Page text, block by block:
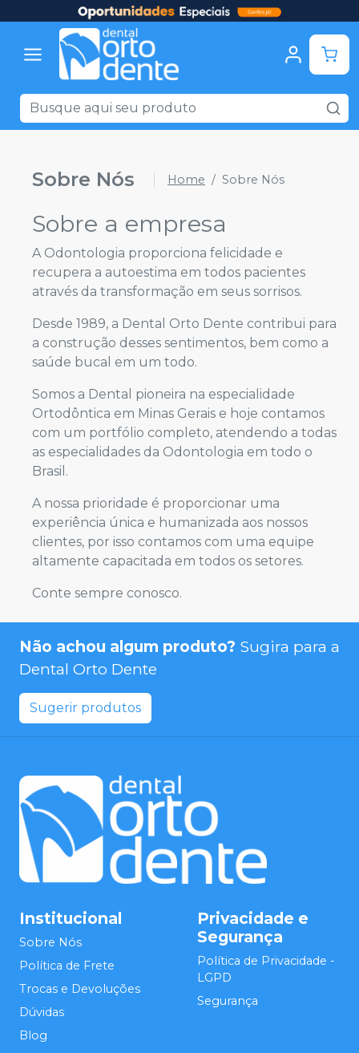
Sobre Nós Home Sobre Nós
Sobre a empresa
A Odontologia proporciona felicidade e
recupera a autoestima em todos pacientes
através da transformação em seus sorrisos.
Desde 1989, a Dental Orto Dente contribui para
a construção desses sentimentos, bem como a
saúde bucal em um todo.
Somos a Dental pioneira na especialidade
Ortodôntica em Minas Gerais e hoje contamos
com um portfólio completo, atendendo a todas
as especialidades da Odontologia em todo o
Brasil.
A nossa prioridade é proporcionar uma
experiência única e humanizada aos nossos
clientes, por isso contamos com uma equipe
altamente capacitada em todos os setores.
Conte sempre conosco.
Não achou algum produto? Sugira para a
Dental Orto Dente
Sugerir produtos
Institucional
Sobre Nós
Política de Frete
Trocas e Devoluções
Dúvidas
Blog
Privacidade e
Segurança
Política de Privacidade -
LGPD
Segurança